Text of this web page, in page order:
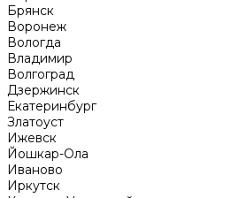
Брянск
Воронеж
Вологда
Владимир
Волгоград
Дзержинск
Екатеринбург
Златоуст
Ижевск
Йошкар-Ола
Иваново
Иркутск